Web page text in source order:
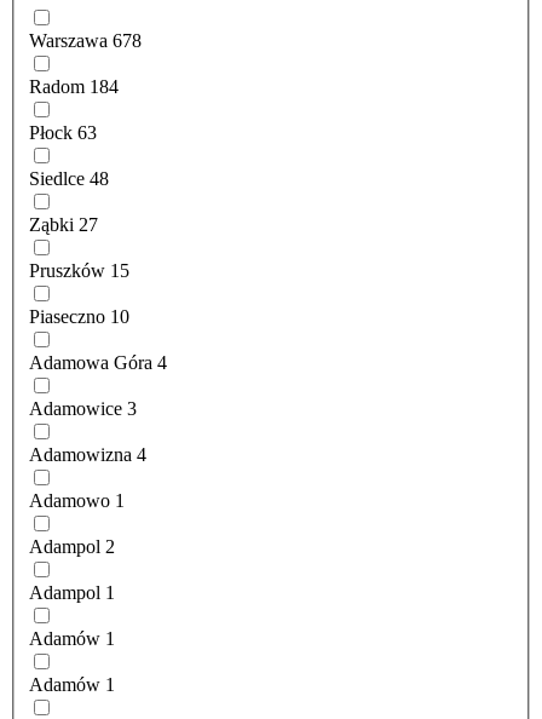
Warszawa 678
Radom 184
Płock 63
Siedlce 48
Ząbki 27
Pruszków 15
Piaseczno 10
Adamowa Góra 4
Adamowice 3
Adamowizna 4
Adamowo 1
Adampol 2
Adampol 1
Adamów 1
Adamów 1